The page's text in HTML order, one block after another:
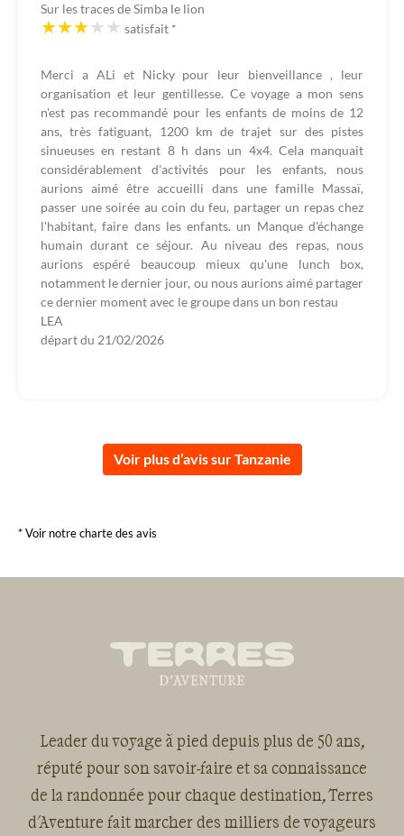
Sur les traces de Simba le lion
satisfait *
Merci a ALi et Nicky pour leur bienveillance , leur
organisation et leur gentillesse. Ce voyage a mon sens
n'est pas recommandé pour les enfants de moins de 12
ans, très fatiguant, 1200 km de trajet sur des pistes
sinueuses en restant 8 h dans un 4x4. Cela manquait
considérablement d'activités pour les enfants, nous
aurions aimé être accueilli dans une famille Massaï,
passer une soirée au coin du feu, partager un repas chez
l'habitant, faire dans les enfants. un Manque d'échange
humain durant ce séjour. Au niveau des repas, nous
aurions espéré beaucoup mieux qu'une lunch box,
notamment le dernier jour, ou nous aurions aimé partager
ce dernier moment avec le groupe dans un bon restau
LEA
départ du 21/02/2026
Voir plus d’avis sur Tanzanie
* Voir notre charte des avis
Leader du voyage à pied depuis plus de 50 ans,
réputé pour son savoir-faire et sa connaissance
de la randonnée pour chaque destination, Terres
d'Aventure fait marcher des milliers de voyageurs